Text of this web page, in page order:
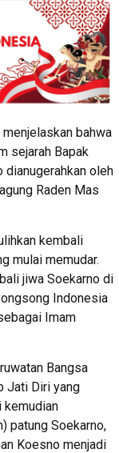
bahwa
sejarah Bapak
dianugerahkan oleh
Raden Mas
kembali
mulai memudar.
jiwa Soekarno di
Indonesia
Imam
Bangsa
Jati Diri yang
kemudian
patung Soekarno,
Koesno menjadi